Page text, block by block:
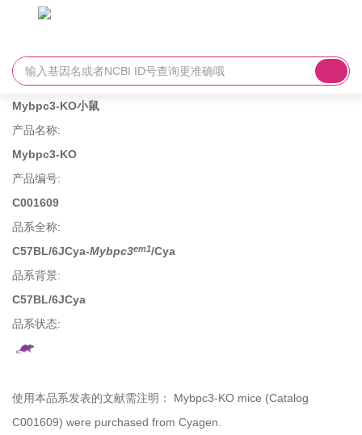
Mybpc3-KO小鼠
产品名称:
Mybpc3-KO
产品编号:
C001609
品系全称:
C57BL/6JCya-Mybpc3em1/Cya
品系背景:
C57BL/6JCya
品系状态:
使用本品系发表的文献需注明： Mybpc3-KO mice (Catalog
C001609) were purchased from Cyagen.